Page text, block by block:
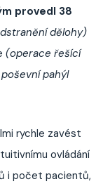
provedl 38
dělohy)
(operace řešící
pahýl
rychle zavést
ovládání
i počet pacientů,